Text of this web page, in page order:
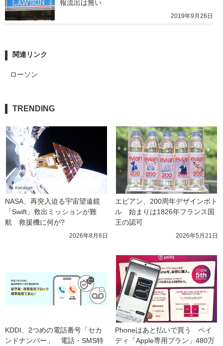
報流出は無い
2019年9月26日
関連リンク
ローソン
TRENDING
NASA、再突入迫る宇宙望遠鏡
「Swift」救出ミッションが難
航　救援機に何が?
2026年8月6日
エビアン、200周年デザインボト
ル　始まりは1826年フランス国
王の認可
2026年5月21日
KDDI、2つめの電話番号「セカ
ンドナンバー」　電話・SMS特
Phoneはあと払いで買う　ペイ
ディ「Apple専用プラン」480万